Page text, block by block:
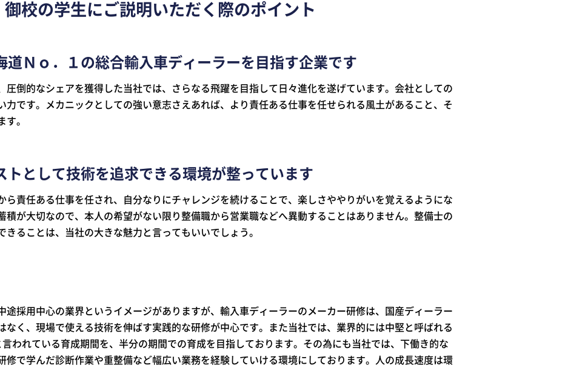
御校の学生にご説明いただく際のポイント
道Ｎｏ．１の総合輸入車ディーラーを目指す企業です
圧倒的なシェアを獲得した当社では、さらなる飛躍を目指して日々進化を遂げています。会社としての
力です。メカニックとしての強い意志さえあれば、より責任ある仕事を任せられる風土があること、そ
す。
トとして技術を追求できる環境が整っています
ら責任ある仕事を任され、自分なりにチャレンジを続けることで、楽しさややりがいを覚えるようにな
積が大切なので、本人の希望がない限り整備職から営業職などへ異動することはありません。整備士の
きることは、当社の大きな魅力と言ってもいいでしょう。
途採用中心の業界というイメージがありますが、輸入車ディーラーのメーカー研修は、国産ディーラー
なく、現場で使える技術を伸ばす実践的な研修が中心です。また当社では、業界的には中堅と呼ばれる
われている育成期間を、半分の期間での育成を目指しております。その為にも当社では、下働き的な
修で学んだ診断作業や重整備など幅広い業務を経験していける環境にしております。人の成長速度は環